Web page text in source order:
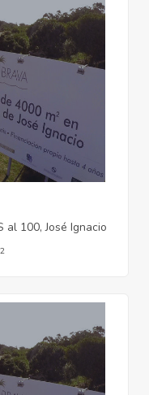
al 100, José Ignacio